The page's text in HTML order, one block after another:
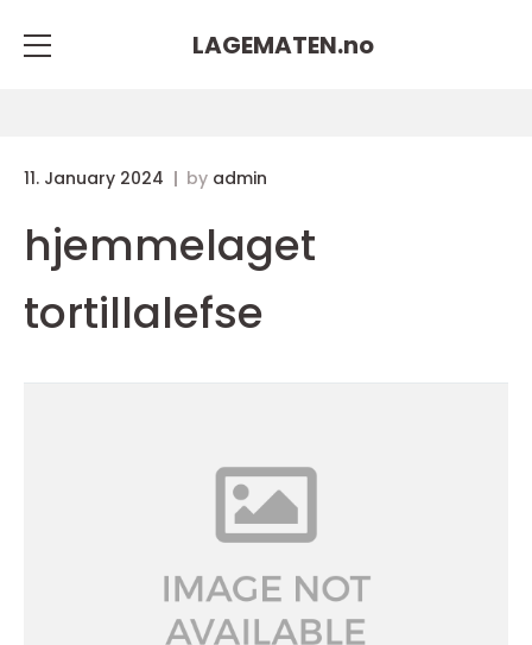
LAGEMATEN.no
11. January 2024 by admin
hjemmelaget
tortillalefse